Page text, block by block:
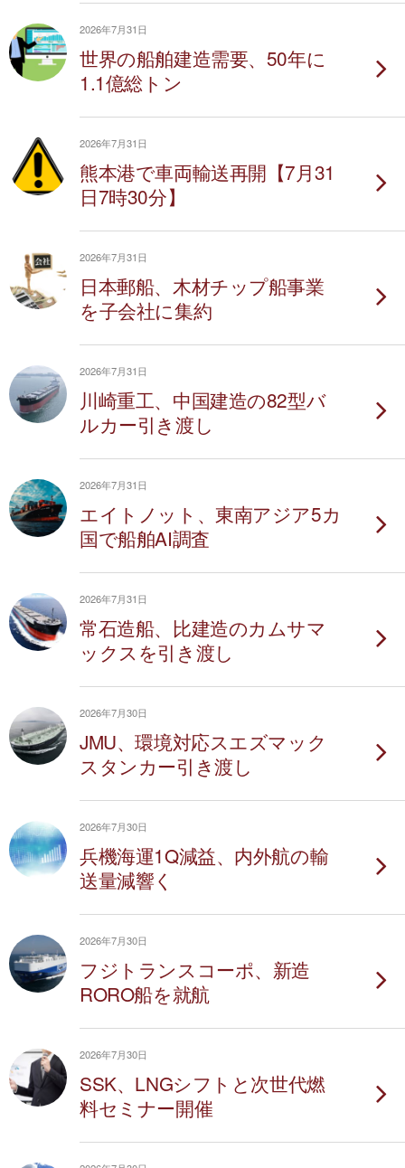
2026年7月31日
世界の船舶建造需要、50年に
1.1億総トン
2026年7月31日
熊本港で車両輸送再開【7月31
日7時30分】
2026年7月31日
日本郵船、木材チップ船事業
を子会社に集約
2026年7月31日
川崎重工、中国建造の82型バ
ルカー引き渡し
2026年7月31日
エイトノット、東南アジア5カ
国で船舶AI調査
2026年7月31日
常石造船、比建造のカムサマ
ックスを引き渡し
2026年7月30日
JMU、環境対応スエズマック
スタンカー引き渡し
2026年7月30日
兵機海運1Q減益、内外航の輸
送量減響く
2026年7月30日
フジトランスコーポ、新造
RORO船を就航
2026年7月30日
SSK、LNGシフトと次世代燃
料セミナー開催